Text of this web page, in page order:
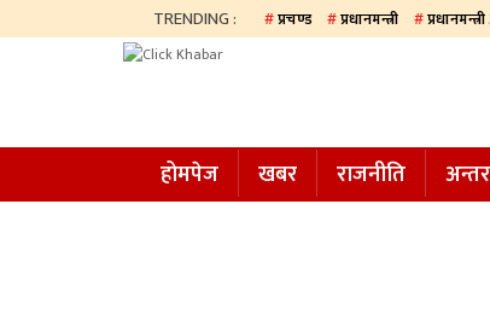
TRENDING : प्रचण्ड प्रधानमन्त्री
खबर
समाज
होमपेज खबर राजनीति